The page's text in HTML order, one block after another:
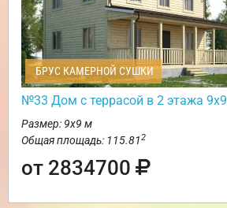
БРУС КАМЕРНОЙ СУШКИ
№33 Дом с террасой в 2 этажа 9х9
Размер: 9х9 м
Общая площадь: 115.812
от 2834700